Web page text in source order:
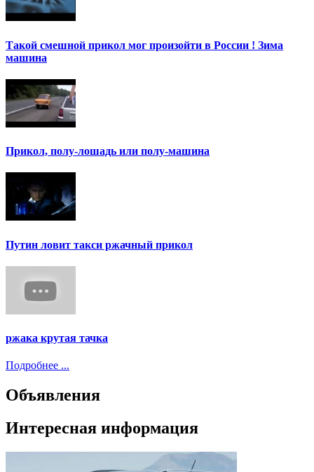
Такой смешной прикол мог произойти в России ! Зима
машина
Прикол, полу-лошадь или полу-машина
Путин ловит такси ржачный прикол
ржака крутая тачка
Подробнее ...
Объявления
Интересная информация